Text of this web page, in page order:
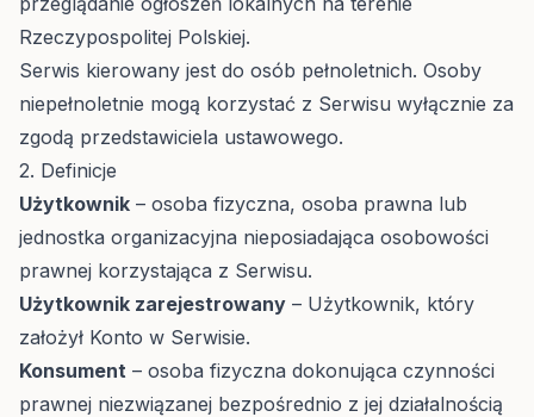
Rzeczypospolitej Polskiej.
Serwis kierowany jest do osób pełnoletnich. Osoby
niepełnoletnie mogą korzystać z Serwisu wyłącznie za
zgodą przedstawiciela ustawowego.
2. Definicje
Użytkownik – osoba fizyczna, osoba prawna lub
jednostka organizacyjna nieposiadająca osobowości
prawnej korzystająca z Serwisu.
Użytkownik zarejestrowany – Użytkownik, który
założył Konto w Serwisie.
Konsument – osoba fizyczna dokonująca czynności
prawnej niezwiązanej bezpośrednio z jej działalnością